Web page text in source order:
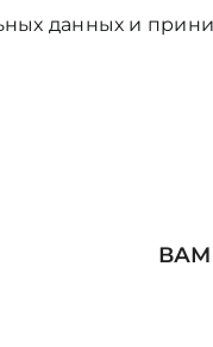
данных и
ВАМ